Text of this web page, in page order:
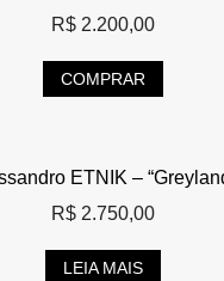
R$2.200,00
COMPRAR
ETNIK –
R$2.750,00
LEIA MAIS